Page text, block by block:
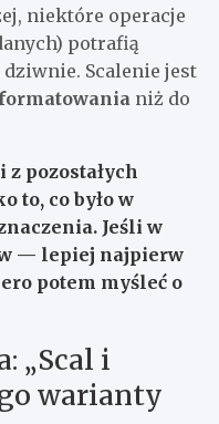
niektóre operacje
potrafią
dziwnie. Scalenie jest
formatowania niż do
z pozostałych
to, co było w
Jeśli w
— lepiej najpierw
potem myśleć o
„Scal i
warianty